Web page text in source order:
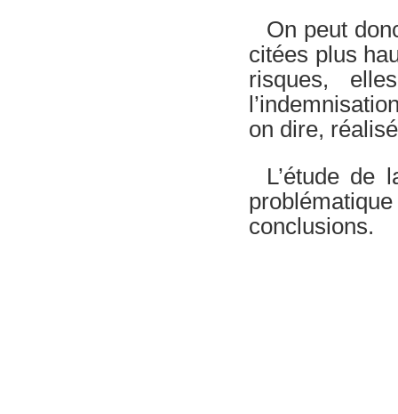
On peut
citées plus
risques,
on dire,
L’étude de
conclusions.